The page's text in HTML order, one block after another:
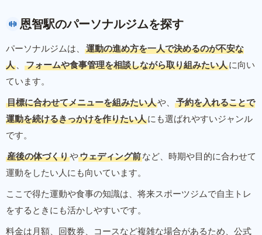
恩智駅のパーソナルジムを探す
パーソナルジムは、
運動の進め方を一人で決めるのが不安な
人 、 フォームや食事管理を相談しながら取り組みたい人に向い
ています。
目標に合わせてメニューを組みたい人や、
予約を入れることで
運動を続けるきっかけを作りたい人にも選ばれやすいジャンル
です。
産後の体づくりやウェディング前など、時期や目的に合わせて
運動をしたい人にも向いています。
ここで得た運動や食事の知識は、将来スポーツジムで自主トレ
をするときにも活かしやすいです。
料金は月額、回数券、コースなど複雑な場合があるため、公式